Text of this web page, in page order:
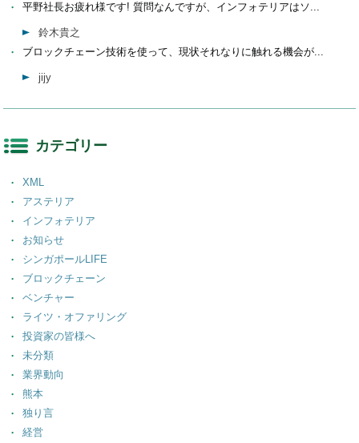
平野社長お疲れ様です! 質問なんですが、インフォテリアはソ...
鈴木貴之
ブロックチェーン技術を使って、現状それなりに触れる機会が...
jijy
カテゴリー
XML
アステリア
インフォテリア
お知らせ
シンガポールLIFE
ブロックチェーン
ベンチャー
ライツ・オファリング
投資家の皆様へ
未分類
業界動向
熊本
独り言
経営